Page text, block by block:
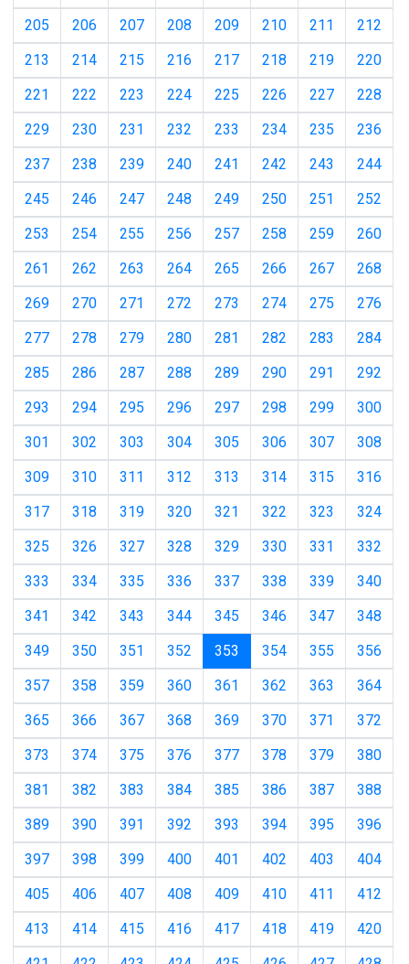
205
206 207 208 209 210 211
212
213
214 215 216 217 218 219
220
221
222 223 224 225 226 227
228
229
230 231 232 233 234 235
236
237
238 239 240 241 242 243
244
245
246 247 248 249 250 251
252
253
254 255 256 257 258 259
260
261
262 263 264 265 266 267
268
269
270 271 272 273 274 275
276
277
278 279 280 281 282 283
284
285
286 287 288 289 290 291
292
293
294 295 296 297 298 299
300
301
302 303 304 305 306 307
308
309
310 311 312 313 314 315
316
317
318 319 320 321 322 323
324
325
326 327 328 329 330 331
332
333
334 335 336 337 338 339
340
341
342 343 344 345 346 347
348
349
350 351 352 353 (current)
354 355
356
357
358 359 360 361 362 363
364
365
366 367 368 369 370 371
372
373
374 375 376 377 378 379
380
381
382 383 384 385 386 387
388
389
390 391 392 393 394 395
396
397
398 399 400 401 402 403
404
405
406 407 408 409 410 411
412
413
414 415 416 417 418 419
420